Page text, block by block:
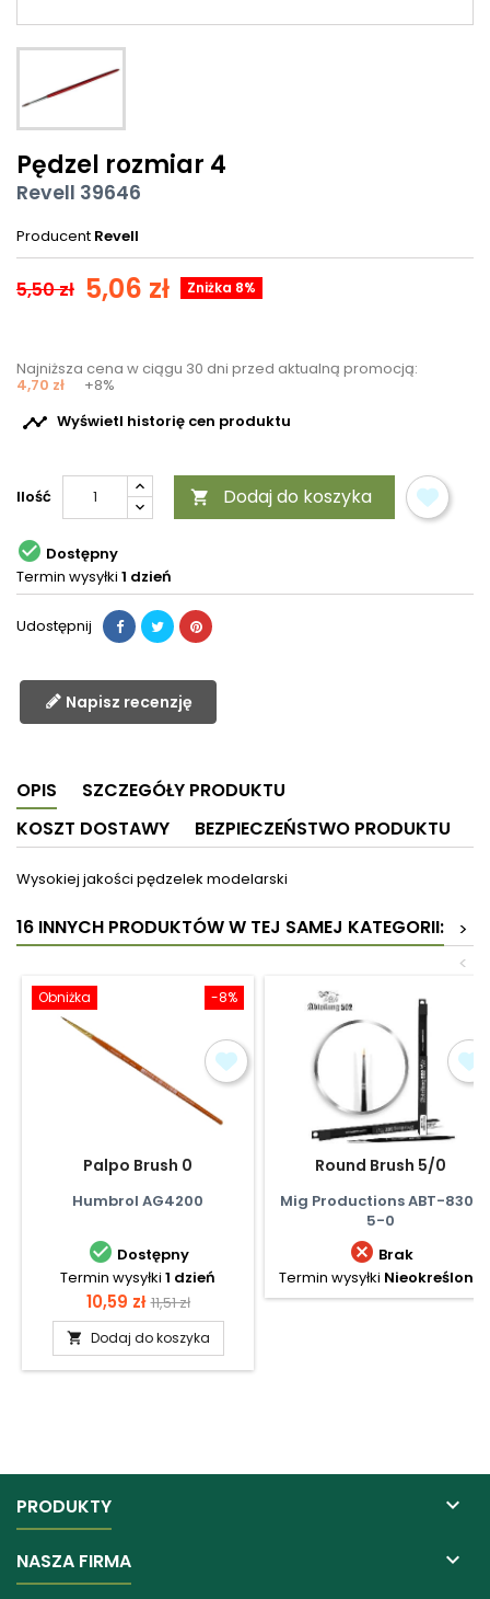
Pędzel rozmiar 4
Revell 39646
Producent Revell
5,50 zł 5,06 zł Zniżka 8%
Najniższa cena w ciągu 30 dni przed aktualną promocją:
4,70 zł +8%
 Wyświetl historię cen produktu
Ilość  Dodaj do koszyka
 Dostępny
Termin wysyłki 1 dzień
Udostępnij
Napisz recenzję
OPIS
SZCZEGÓŁY PRODUKTU
KOSZT DOSTAWY
BEZPIECZEŃSTWO PRODUKTU
Wysokiej jakości pędzelek modelarski
16 INNYCH PRODUKTÓW W TEJ SAMEJ KATEGORII:
>
<
-8%
Obniżka
Palpo Brush 0
Humbrol AG4200
 Dostępny
Termin wysyłki 1 dzień
Cena
10,59 zł Cena
podstawowa
11,51 zł
 Dodaj do koszyka
Round Brush 5/0
Mig Productions ABT-830-
5-0
 Brak
Termin wysyłki Nieokreślony
PRODUKTY 
NASZA FIRMA 